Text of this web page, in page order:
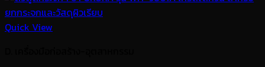
Quick View